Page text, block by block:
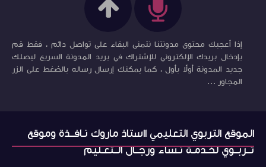
إذا أعجبك محتوى مدونتنا نتمنى البقاء على تواصل دائم ، فقط قم
بإدخال بريدك الإلكتروني للإشتراك في بريد المدونة السريع ليصلك
جديد المدونة أولاً بأول ، كما يمكنك إرسال رساله بالضغط على الزر
المجاور ...
الموقع التربوي التعليمي ااستاذ ماروك نـافــذة وموقع
تــربــوي لخـدمـة نـساء ورجــال الــتعـليم